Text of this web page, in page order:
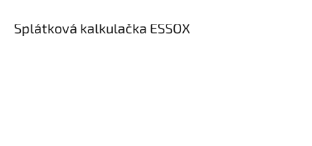
Splátková kalkulačka ESSOX